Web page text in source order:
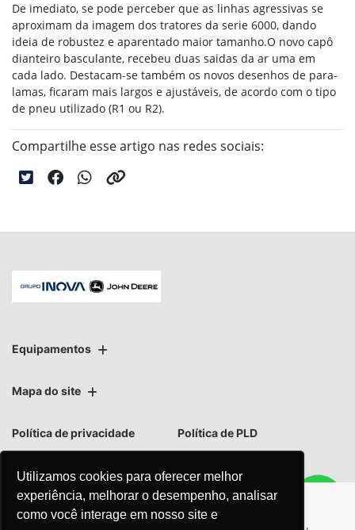
Utilizamos cookies para oferecer melhor
experiência, melhorar o desempenho, analisar
como você interage em nosso site e
De imediato, se pode perceber que as linhas agressivas se
aproximam da imagem dos tratores da serie 6000, dando
ideia de robustez e aparentado maior tamanho.O novo capô
dianteiro basculante, recebeu duas saidas da ar uma em
cada lado. Destacam-se também os novos desenhos de para-
lamas, ficaram mais largos e ajustáveis, de acordo com o tipo
de pneu utilizado (R1 ou R2).
Compartilhe esse artigo nas redes sociais:
Equipamentos
Mapa do site
Política de privacidade Política de PLD